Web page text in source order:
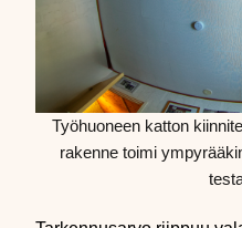
Työhuoneen katton
rakenne toimi